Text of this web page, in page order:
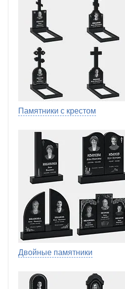
Памятники с крестом
Двойные памятники